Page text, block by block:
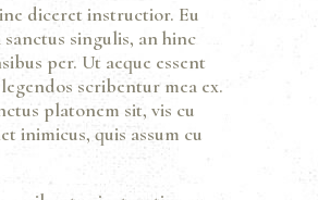
diceret instructior. Eu
singulis, an hinc
per. Ut aeque essent
scribentur mea ex.
platonem sit, vis cu
inimicus, quis assum cu